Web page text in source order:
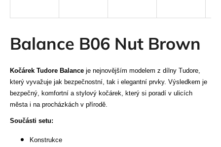
Balance B06 Nut Brown
Kočárek Tudore Balance je nejnovějším modelem z dílny Tudore,
který vyvažuje jak bezpečnostní, tak i elegantní prvky. Výsledkem je
bezpečný, komfortní a stylový kočárek, který si poradí v ulicích
města i na procházkách v přírodě.
Součásti setu:
Konstrukce
í
t